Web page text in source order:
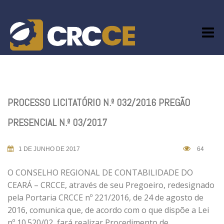
content
PROCESSO LICITATÓRIO N.º 032/2016 PREGÃO
PRESENCIAL N.º 03/2017
1 DE JUNHO DE 2017 64
O CONSELHO REGIONAL DE CONTABILIDADE DO
CEARÁ – CRCCE, através de seu Pregoeiro, redesignado
pela Portaria CRCCE nº 221/2016, de 24 de agosto de
2016, comunica que, de acordo com o que dispõe a Lei